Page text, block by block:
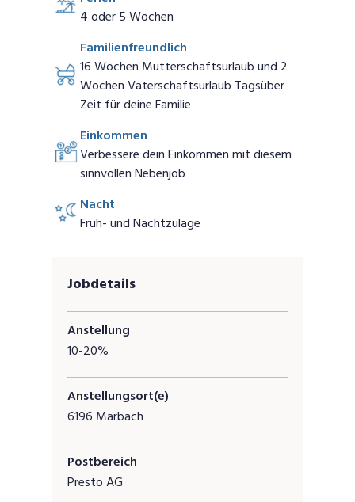
4 oder 5 Wochen
Familienfreundlich
16 Wochen Mutterschaftsurlaub und 2
Wochen Vaterschaftsurlaub Tagsüber
Zeit für deine Familie
Einkommen
Verbessere dein Einkommen mit diesem
sinnvollen Nebenjob
Nacht
Früh- und Nachtzulage
Jobdetails
Anstellung
10-20%
Anstellungsort(e)
6196 Marbach
Postbereich
Presto AG